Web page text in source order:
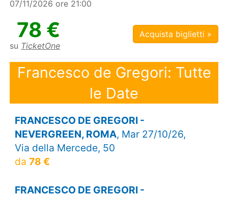
07/11/2026 ore 21:00
78 €
su TicketOne
Acquista biglietti »
Francesco de Gregori: Tutte
le Date
FRANCESCO DE GREGORI -
NEVERGREEN, ROMA, Mar 27/10/26,
Via della Mercede, 50
da 78 €
FRANCESCO DE GREGORI -